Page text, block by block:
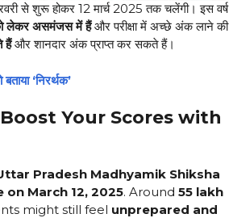
से शुरू होकर 12 मार्च 2025 तक चलेंगी। इस वर्ष
लेकर असमंजस में हैंऔर परीक्षा में अच्छे अंक लाने की
हैंऔर शानदार अंक प्राप्त कर सकते हैं।
‘निरर्थक’
Your Scores with
Pradesh Madhyamik Shiksha
March 12, 2025. Around 55 lakh
might still feel unprepared and